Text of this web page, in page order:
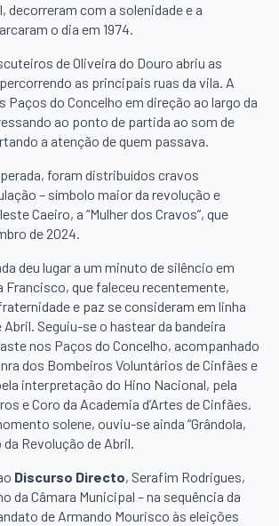
decorreram com a solenidade e a
o dia em 1974.
de Oliveira do Douro abriu as
as principais ruas da vila. A
Paços do Concelho em direção ao largo da
ao ponto de partida ao som de
a atenção de quem passava.
foram distribuídos cravos
– símbolo maior da revolução e
Caeiro, a “Mulher dos Cravos”, que
de 2024.
deu lugar a um minuto de silêncio em
Francisco, que faleceu recentemente,
e paz se consideram em linha
Seguiu-se o hastear da bandeira
nos Paços do Concelho, acompanhado
dos Bombeiros Voluntários de Cinfães e
interpretação do Hino Nacional, pela
e Coro da Academia d’Artes de Cinfães.
solene, ouviu-se ainda “Grândola,
da Revolução de Abril.
Discurso Directo, Serafim Rodrigues,
da Câmara Municipal – na sequência da
de Armando Mourisco às eleições